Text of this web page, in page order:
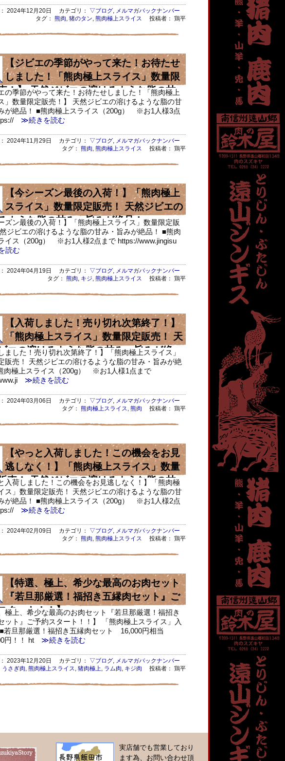
2024年12月20日 カテゴリ： ▽ブログ, メルマガバックナンバー
タグ： 熊肉, 猪のタン, 熊肉極上スライス 投稿者： 鶏平
【ジビエの季節がやって来た！お待たせ
しました！「熊肉極上スライス」数量限
！】 天然ジビエの溶けるような脂の甘
みが絶品！
の季節がやって来た！お待たせしました！「熊肉極上
」数量限定販売！】 天然ジビエの溶けるような脂の甘
が絶品！ ■熊肉極上スライス（200g） ※お1人様3点
≫続きを読む
2024年11月29日 カテゴリ： ▽ブログ, メルマガバックナンバー
タグ： 熊肉, 熊肉極上スライス 投稿者： 鶏平
【今シーズン最後の入荷！】「熊肉極上
スライス」数量限定販売！ 天然ジビエの
ような脂の甘み・旨みが絶品！
ズン最後の入荷！】「熊肉極上スライス」数量限定販
ジビエの溶けるような脂の甘み・旨みが絶品！ ■熊肉
イス（200g） ※お1人様2点まで https://www.jingisu
読む
2024年04月19日 カテゴリ： ▽ブログ, メルマガバックナンバー
タグ： 熊肉, キジ, 熊肉極上スライス 投稿者： 鶏平
【入荷しました！売り切れ次第終了！】
「熊肉極上スライス」数量限定販売！ 天
エの溶けるような脂の甘み・旨みが絶
ました！売り切れ次第終了！】「熊肉極上スライス」
販売！ 天然ジビエの溶けるような脂の甘み・旨みが絶
肉極上スライス（200g） ※お1人様1点まで
≫続きを読む
2024年03月06日 カテゴリ： ▽ブログ, メルマガバックナンバー
タグ： 熊肉極上スライス, 熊肉 投稿者： 鶏平
【やっと入荷しました！この機会をお見
逃しなく！】「熊肉極上スライス」数量
売！ 天然ジビエの溶けるような脂の甘
みが絶品
入荷しました！この機会をお見逃しなく！】「熊肉極
ス」数量限定販売！ 天然ジビエの溶けるような脂の甘
が絶品！ ■熊肉極上スライス（200g） ※お1人様2点
≫続きを読む
2024年02月09日 カテゴリ： ▽ブログ, メルマガバックナンバー
タグ： 熊肉, 熊肉極上スライス 投稿者： 鶏平
【特選、極上、希少な最高のお肉セット
『若旦那厳選！福招き五縁肉セット』ご
タート！！】
極上、希少な最高のお肉セット『若旦那厳選！福招き
ット』ご予約スタート！！】 「熊肉極上スライス」入
若旦那厳選！福招き五縁肉セット 16,000円相当
円！！ ht≫続きを読む
2023年12月20日 カテゴリ： ▽ブログ, メルマガバックナンバー
うさぎ肉, 熊肉極上スライス, 猪肉極上, ラム肉, キジ肉 投稿者： 鶏平
実店舗でも営業しており
ます為、お問い合わせ頂